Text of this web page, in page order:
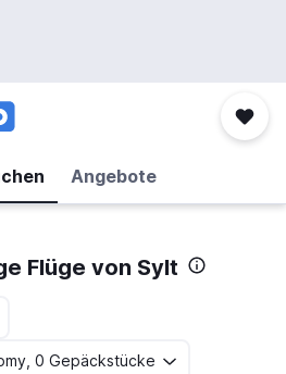
Angebote
Flüge von Sylt
0 Gepäckstücke